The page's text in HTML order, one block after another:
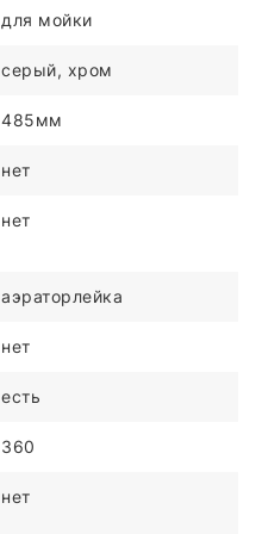
для мойки
серый, хром
485мм
нет
нет
аэраторлейка
нет
есть
360
нет